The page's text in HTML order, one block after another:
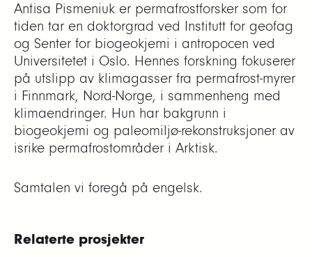
Anfisa Pismeniuk er permafrostforsker som for
tiden tar en doktorgrad ved Institutt for geofag
og Senter for biogeokjemi i antropocen ved
Universitetet i Oslo. Hennes forskning fokuserer
på utslipp av klimagasser fra permafrost-myrer
i Finnmark, Nord-Norge, i sammenheng med
klimaendringer. Hun har bakgrunn i
biogeokjemi og paleomiljø-rekonstruksjoner av
isrike permafrostområder i Arktisk.
Samtalen vi foregå på engelsk.
Relaterte prosjekter